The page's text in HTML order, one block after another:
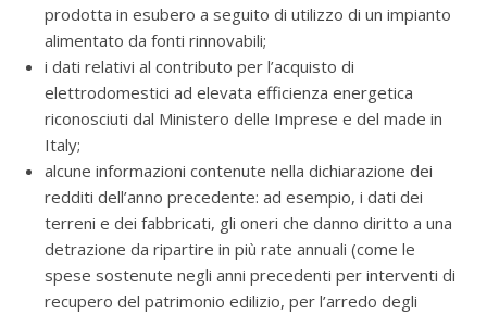
prodotta in esubero a seguito di utilizzo di un impianto
alimentato da fonti rinnovabili;
i dati relativi al contributo per l’acquisto di
elettrodomestici ad elevata efficienza energetica
riconosciuti dal Ministero delle Imprese e del made in
Italy;
alcune informazioni contenute nella dichiarazione dei
redditi dell’anno precedente: ad esempio, i dati dei
terreni e dei fabbricati, gli oneri che danno diritto a una
detrazione da ripartire in più rate annuali (come le
spese sostenute negli anni precedenti per interventi di
recupero del patrimonio edilizio, per l’arredo degli